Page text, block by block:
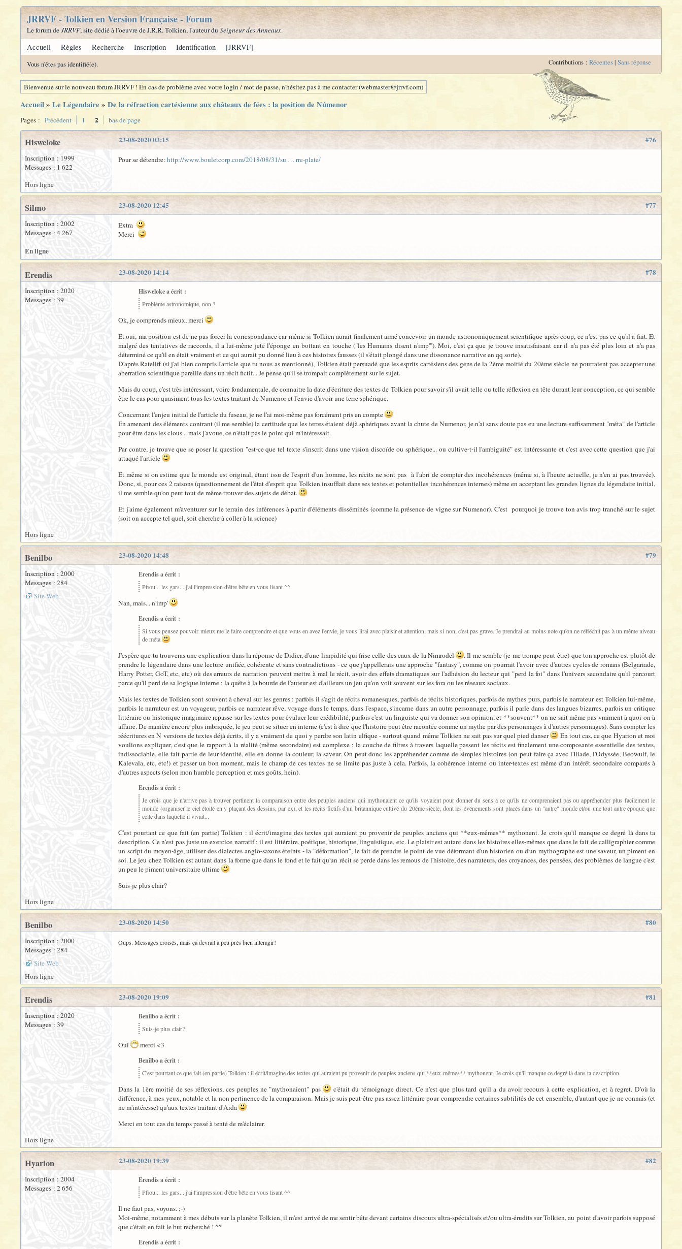
JRRVF - Tolkien en Version Française - Forum
Le forum deJRRVF, site dédié à l'oeuvre de J.R.R. Tolkien, l'auteur du Seigneur des Anneaux.
Accueil Règles Recherche Inscription Identification [JRRVF]
Vous n'êtes pas identifié(e). Contributions : Récentes| Sans réponse
Bienvenue sur le nouveau forum JRRVF ! En cas de problème avec votre login / mot de passe, n'hésitez pas à me contacter (webmaster@jrrvf.com)
Accueil» Le Légendaire » De la réfraction cartésienne aux châteaux de fées : la position de Númenor
Pages : Précédent 1 2 bas de page
#76
23-08-2020 03:15
Hisweloke
Inscription : 1999
Messages : 1 622
Pour se détendre: http://www.bouletcorp.com/2018/08/31/su … rre-plate/
Hors ligne
#77
23-08-2020 12:45
Silmo
Inscription : 2002
Messages : 4 267
Extra
Merci
En ligne
#78
23-08-2020 14:14
Erendis
Inscription : 2020
Messages : 39
Hisweloke a écrit :
Problème astronomique, non ?
Ok, je comprends mieux, merci
Et oui, ma position est de ne pas forcer la correspondance car même si Tolkien aurait finalement aimé concevoir un monde astronomiquement scientifique après coup, ce n'est pas ce qu'il a fait. Et
malgré des tentatives de raccords, il a lui-même jeté l'éponge en bottant en touche ("les Humains disent n'imp'"). Moi, c'est ça que je trouve insatisfaisant car il n'a pas été plus loin et n'a pas
déterminé ce qu'il en était vraiment et ce qui aurait pu donné lieu à ces histoires fausses (il s'était plongé dans une dissonance narrative en qq sorte).
D'après Rateliff (si j'ai bien compris l'article que tu nous as mentionné), Tolkien était persuadé que les esprits cartésiens des gens de la 2ème moitié du 20ème siècle ne pourraient pas accepter une
aberration scientifique pareille dans un récit fictif... Je pense qu'il se trompait complètement sur le sujet.
Mais du coup, c'est très intéressant, voire fondamentale, de connaitre la date d'écriture des textes de Tolkien pour savoir s'il avait telle ou telle réflexion en tête durant leur conception, ce qui semble
être le cas pour quasiment tous les textes traitant de Numenor et l'envie d'avoir une terre sphérique.
Concernant l'enjeu initial de l'article du fuseau, je ne l'ai moi-même pas forcément pris en compte
En amenant des éléments contrant (il me semble) la certitude que les terres étaient déjà sphériques avant la chute de Numenor, je n'ai sans doute pas eu une lecture suffisamment "méta" de l'article
pour être dans les clous... mais j'avoue, ce n'était pas le point qui m'intéressait.
Par contre, je trouve que se poser la question "est-ce que tel texte s'inscrit dans une vision discoïde ou sphérique... ou cultive-t-il l'ambiguité" est intéressante et c'est avec cette question que j'ai
attaqué l'article
Et même si on estime que le monde est original, étant issu de l'esprit d'un homme, les récits ne sont pas à l'abri de compter des incohérences (même si, à l'heure actuelle, je n'en ai pas trouvée).
Donc, si, pour ces 2 raisons (questionnement de l'état d'esprit que Tolkien insufflait dans ses textes et potentielles incohérences internes) même en acceptant les grandes lignes du légendaire initial,
il me semble qu'on peut tout de même trouver des sujets de débat.
Et j'aime également m'aventurer sur le terrain des inférences à partir d'éléments disséminés (comme la présence de vigne sur Numenor). C'est pourquoi je trouve ton avis trop tranché sur le sujet
(soit on accepte tel quel, soit cherche à coller à la science)
Hors ligne
#79
23-08-2020 14:48
Benilbo
Inscription : 2000
Messages : 284
Site Web
Erendis a écrit :
Pfiou... les gars... j'ai l'impression d'être bête en vous lisant ^^
Nan, mais... n'imp'
Erendis a écrit :
Si vous pensez pouvoir mieux me le faire comprendre et que vous en avez l'envie, je vous lirai avec plaisir et attention, mais si non, c'est pas grave. Je prendrai au moins note qu'on ne réfléchit pas à un même niveau
de méta
J'espère que tu trouveras une explication dans la réponse de Didier, d'une limpidité qui frise celle des eaux de la Nimrodel
. Il me semble (je me trompe peut-être) que ton approche est plutôt de
prendre le légendaire dans une lecture unifiée, cohérente et sans contradictions - ce que j'appellerais une approche "fantasy", comme on pourrait l'avoir avec d'autres cycles de romans (Belgariade,
Harry Potter, GoT, etc, etc) où des erreurs de narration peuvent mettre à mal le récit, avoir des effets dramatiques sur l'adhésion du lecteur qui "perd la foi" dans l'univers secondaire qu'il parcourt
parce qu'il perd de sa logique interne ; la quête à la bourde de l'auteur est d'ailleurs un jeu qu'on voit souvent sur les fora ou les réseaux sociaux.
Mais les textes de Tolkien sont souvent à cheval sur les genres : parfois il s'agit de récits romanesques, parfois de récits historiques, parfois de mythes purs, parfois le narrateur est Tolkien lui-même,
parfois le narrateur est un voyageur, parfois ce narrateur rêve, voyage dans le temps, dans l'espace, s'incarne dans un autre personnage, parfois il parle dans des langues bizarres, parfois un critique
littéraire ou historique imaginaire repasse sur les textes pour évaluer leur crédibilité, parfois c'est un linguiste qui va donner son opinion, et **souvent** on ne sait même pas vraiment à quoi on à
affaire. De manière encore plus imbriquée, le jeu peut se situer en interne (c'est à dire que l'histoire peut être racontée comme un mythe par des personnages à d'autres personnages). Sans compter les
réécritures en N versions de textes déjà écrits, il y a vraiment de quoi y perdre son latin elfique - surtout quand même Tolkien ne sait pas sur quel pied danser
En tout cas, ce que Hyarion et moi
voulions expliquer, c'est que le rapport à la réalité (même secondaire) est complexe ; la couche de filtres à travers laquelle passent les récits est finalement une composante essentielle des textes,
indissociable, elle fait partie de leur identité, elle en donne la couleur, la saveur. On peut donc les appréhender comme de simples histoires (on peut faire ça avec l'Iliade, l'Odyssée, Beowulf, le
Kalevala, etc, etc!) et passer un bon moment, mais le champ de ces textes ne se limite pas juste à cela. Parfois, la cohérence interne ou inter-textes est même d'un intérêt secondaire comparés à
d'autres aspects (selon mon humble perception et mes goûts, hein).
Erendis a écrit :
Je crois que je n'arrive pas à trouver pertinent la comparaison entre des peuples anciens qui mythonaient ce qu'ils voyaient pour donner du sens à ce qu'ils ne comprenaient pas ou appréhender plus facilement le
monde (organiser le ciel étoilé en y plaçant des dessins, par ex), et les récits fictifs d'un britannique cultivé du 20ème siècle, dont les événements sont placés dans un "autre" monde et/ou une tout autre époque que
celle dans laquelle il vivait...
C'est pourtant ce que fait (en partie) Tolkien : il écrit/imagine des textes qui auraient pu provenir de peuples anciens qui **eux-mêmes** mythonent. Je crois qu'il manque ce degré là dans ta
description. Ce n'est pas juste un exercice narratif : il est littéraire, poétique, historique, linguistique, etc. Le plaisir est autant dans les histoires elles-mêmes que dans le fait de calligraphier comme
un script du moyen-âge, utiliser des dialectes anglo-saxons éteints - la "déformation", le fait de prendre le point de vue déformant d'un historien ou d'un mythographe est une saveur, un piment en
soi. Le jeu chez Tolkien est autant dans la forme que dans le fond et le fait qu'un récit se perde dans les remous de l'histoire, des narrateurs, des croyances, des pensées, des problèmes de langue c'est
un peu le piment universitaire ultime
Suis-je plus clair?
Hors ligne
#80
23-08-2020 14:50
Benilbo
Inscription : 2000
Messages : 284
Site Web
Oups. Messages croisés, mais ça devrait à peu près bien interagir!
Hors ligne
#81
23-08-2020 19:09
Erendis
Inscription : 2020
Messages : 39
Benilbo a écrit :
Suis-je plus clair?
Oui merci <3
Benilbo a écrit :
C'est pourtant ce que fait (en partie) Tolkien : il écrit/imagine des textes qui auraient pu provenir de peuples anciens qui **eux-mêmes** mythonent. Je crois qu'il manque ce degré là dans ta description.
Dans la 1ère moitié de ses réflexions, ces peuples ne "mythonaient" pas
c'était du témoignage direct. Ce n'est que plus tard qu'il a du avoir recours à cette explication, et à regret. D'où la
différence, à mes yeux, notable et la non pertinence de la comparaison. Mais je suis peut-être pas assez littéraire pour comprendre certaines subtilités de cet ensemble, d'autant que je ne connais (et
ne m'intéresse) qu'aux textes traitant d'Arda
Merci en tout cas du temps passé à tenté de m'éclairer.
Hors ligne
#82
23-08-2020 19:39
Hyarion
Inscription : 2004
Messages : 2 656
Erendis a écrit :
Pfiou... les gars... j'ai l'impression d'être bête en vous lisant ^^
Il ne faut pas, voyons. ;-)
Moi-même, notamment à mes débuts sur la planète Tolkien, il m'est arrivé de me sentir bête devant certains discours ultra-spécialisés et/ou ultra-érudits sur Tolkien, au point d'avoir parfois supposé
que c'était en fait le but recherché ! ^^'
Erendis a écrit :